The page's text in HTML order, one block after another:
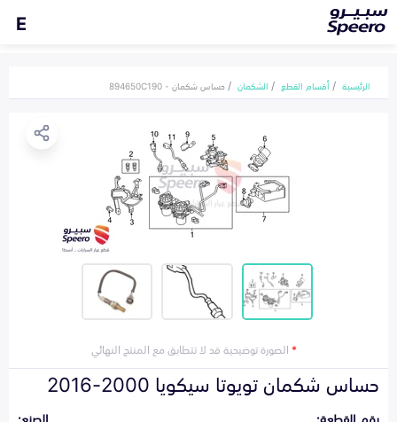
E
الرئيسية أقسام القطع الشكمان حساس شكمان - 894650C190
*الصورة توضيحية قد لا تتطابق مع المنتج النهائي
حساس شكمان تويوتا سيكويا 2000-2016